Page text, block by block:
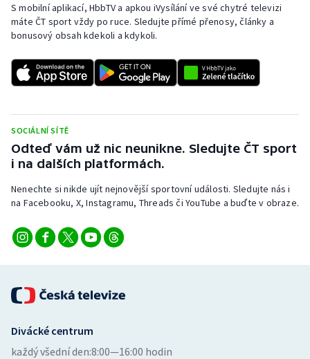
Short track
Stolní tenis
Veslování
Vodní slalom
S mobilní aplikací, HbbTV a apkou iVysílání ve své chytré televizi
máte ČT sport vždy po ruce. Sledujte přímé přenosy, články a
bonusový obsah kdekoli a kdykoli.
SOCIÁLNÍ SÍTĚ
Odteď vám už nic neunikne. Sledujte ČT sport
i na dalších platformách.
Nenechte si nikde ujít nejnovější sportovní události. Sledujte nás i
na Facebooku, X, Instagramu, Threads či YouTube a buďte v obraze.
Divácké centrum
každý všední den:8:00—16:00 hodin